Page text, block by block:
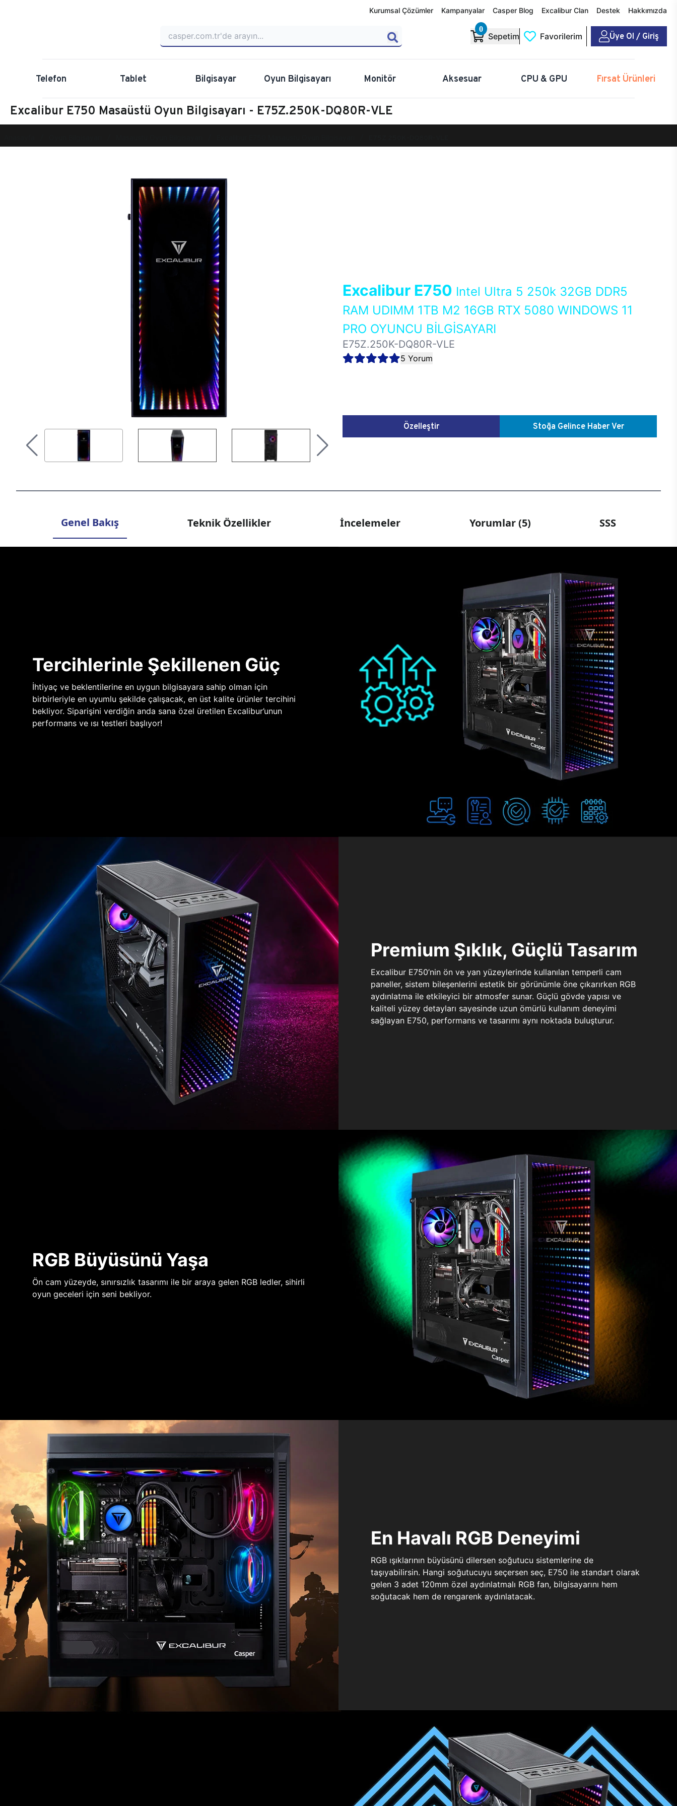
Kurumsal Çözümler Kampanyalar Casper Blog Excalibur Clan Destek Hakkımızda
0
Sepetim Favorilerim Üye Ol / Giriş
Telefon Tablet Bilgisayar Oyun Bilgisayarı Monitör Aksesuar CPU & GPU Fırsat Ürünleri
Excalibur E750 Masaüstü Oyun Bilgisayarı - E75Z.250K-DQ80R-VLE
Excalibur E750 Intel Ultra 5 250k 32GB DDR5
RAM UDIMM 1TB M2 16GB RTX 5080 WINDOWS 11
PRO OYUNCU BİLGİSAYARI
E75Z.250K-DQ80R-VLE
5 Yorum
Özelleştir Stoğa Gelince Haber Ver
Genel Bakış Teknik Özellikler İncelemeler Yorumlar (5) SSS
Tercihlerinle Şekillenen Güç
İhtiyaç ve beklentilerine en uygun bilgisayara sahip olman için
birbirleriyle en uyumlu şekilde çalışacak, en üst kalite ürünler tercihini
bekliyor. Siparişini verdiğin anda sana özel üretilen Excalibur’unun
performans ve ısı testleri başlıyor!
Premium Şıklık, Güçlü Tasarım
Excalibur E750’nin ön ve yan yüzeylerinde kullanılan temperli cam
paneller, sistem bileşenlerini estetik bir görünümle öne çıkarırken RGB
aydınlatma ile etkileyici bir atmosfer sunar. Güçlü gövde yapısı ve
kaliteli yüzey detayları sayesinde uzun ömürlü kullanım deneyimi
sağlayan E750, performans ve tasarımı aynı noktada buluşturur.
RGB Büyüsünü Yaşa
Ön cam yüzeyde, sınırsızlık tasarımı ile bir araya gelen RGB ledler, sihirli
oyun geceleri için seni bekliyor.
En Havalı RGB Deneyimi
RGB ışıklarının büyüsünü dilersen soğutucu sistemlerine de
taşıyabilirsin. Hangi soğutucuyu seçersen seç, E750 ile standart olarak
gelen 3 adet 120mm özel aydınlatmalı RGB fan, bilgisayarını hem
soğutacak hem de rengarenk aydınlatacak.